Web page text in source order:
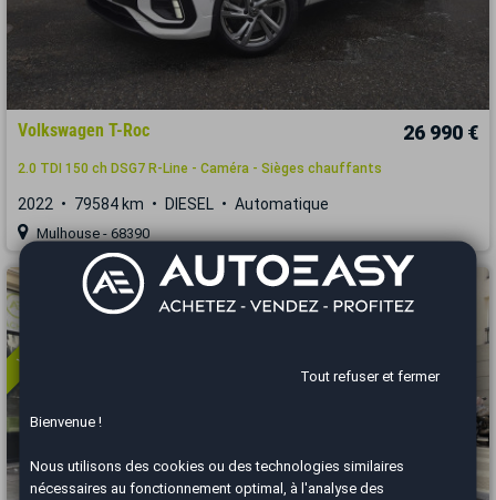
Volkswagen T-Roc 26 990 €
2.0 TDI 150 ch DSG7 R-Line - Caméra - Sièges chauffants
2022 79584 km DIESEL Automatique
Mulhouse - 68390
Vous arrivez trop tard
Tout refuser et fermer
Bienvenue !
Nous utilisons des cookies ou des technologies similaires
nécessaires au fonctionnement optimal, à l'analyse des